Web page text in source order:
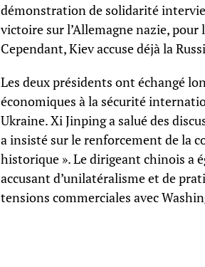
démonstration de solidarité
victoire sur l’Allemagne nazie,
Cependant, Kiev accuse déjà la
Les deux présidents ont échangé
économiques à la sécurité
Ukraine. Xi Jinping a salué des
a insisté sur le renforcement de la
historique ». Le dirigeant chinois a
accusant d’unilatéralisme et de
tensions commerciales avec